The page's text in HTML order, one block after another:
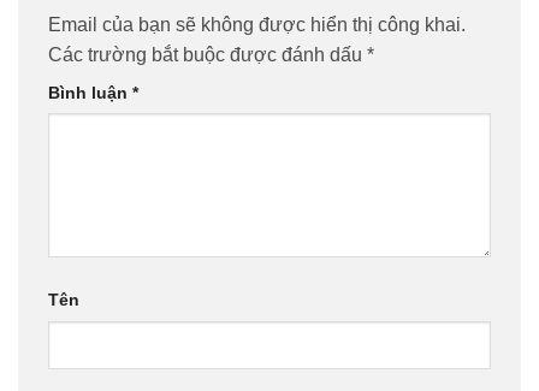
Email của bạn sẽ không được hiển thị công khai.
Các trường bắt buộc được đánh dấu *
Bình luận *
Tên